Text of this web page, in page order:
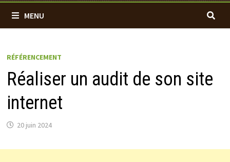
MENU
RÉFÉRENCEMENT
Réaliser un audit de son site
internet
20 juin 2024